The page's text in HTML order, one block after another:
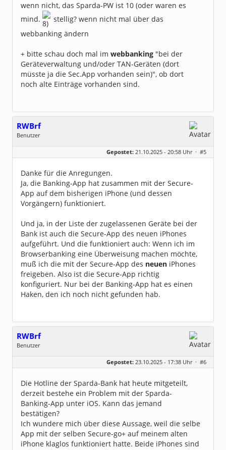
wenn nicht, das Sparda-PW ist 10 (oder waren es
mind.
stellig? wenn nicht mal über das
webbanking ändern
+ bitte schau doch mal im webbanking "bei der
Geräteverwaltung und/oder TAN-Geräten (dort
müsste ja die Sec.App vorhanden sein)", ob dort
noch alte Einträge vorhanden sind.
RWBrf
Benutzer
Geschlecht:
keine Angabe
Dabei seit:
07 / 2023
Gepostet: 21.10.2025 - 20:58 Uhr · #5
Danke für die Anregungen.
Ja, die Banking-App hat zusammen mit der Secure-
App auf dem bisherigen iPhone (und dessen
Vorgängern) funktioniert.
Und ja, in der Liste der zugelassenen Geräte bei der
Bank ist auch die Secure-App des neuen iPhones
aufgeführt. Und die funktioniert auch: Wenn ich im
Browserbanking eine Überweisung machen möchte,
muß ich die mit der Secure-App des neuen iPhones
freigeben. Also ist die Secure-App richtig
konfiguriert. Nur bei der Banking-App hat es einen
Haken, den ich noch nicht gefunden hab.
RWBrf
Benutzer
Dabei seit:
07 / 2023
Gepostet: 23.10.2025 - 17:38 Uhr · #6
Die Hotline der Sparda-Bank hat heute mitgeteilt,
derzeit bestehe ein Problem mit der Sparda-
Banking-App unter iOS. Kann das jemand
bestätigen?
Ich wundere mich über diese Aussage, weil die selbe
App mit der selben Secure-go+ auf meinem alten
iPhone klaglos funktioniert hatte. Beide iPhones sind